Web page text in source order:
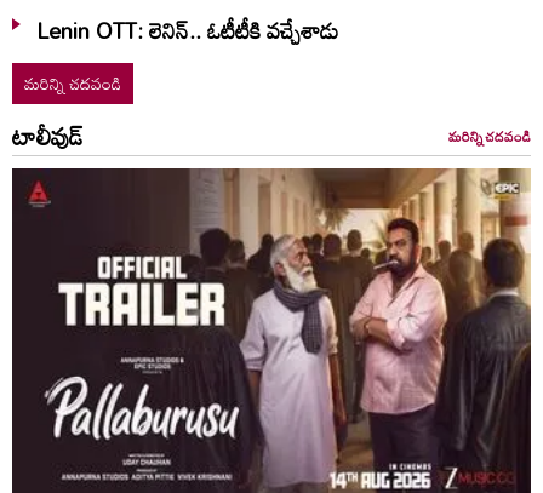
Lenin OTT: లెనిన్.. ఓటీటీకి వ‌చ్చేశాడు
మరిన్ని చదవండి
టాలీవుడ్ మరిన్ని చదవండి